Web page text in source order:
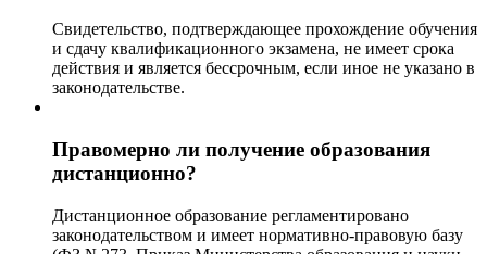
Свидетельство, подтверждающее прохождение обучения
и сдачу квалификационного экзамена, не имеет срока
действия и является бессрочным, если иное не указано в
законодательстве.
Правомерно ли получение образования
дистанционно?
Дистанционное образование регламентировано
законодательством и имеет нормативно-правовую базу